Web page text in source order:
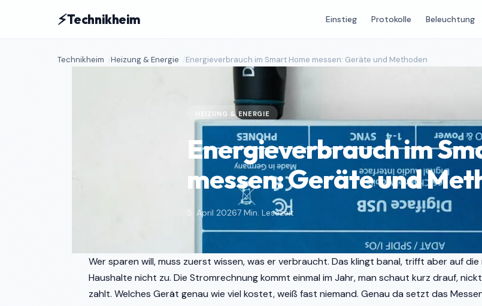
⚡Technikheim Einstieg Protokolle Beleuchtung
Technikheim Heizung & Energie Energieverbrauch im Smart Home messen: Geräte und Methoden
HEIZUNG & ENERGIE
Energieverbrauch im
messen: Geräte und
5. April 20267 Min. Lesezeit
Wer sparen will, muss zuerst wissen, was er verbraucht. Das klingt banal, trifft aber auf
Haushalte nicht zu. Die Stromrechnung kommt einmal im Jahr, man schaut kurz drauf,
zahlt. Welches Gerät genau wie viel kostet, weiß fast niemand. Genau da setzt das